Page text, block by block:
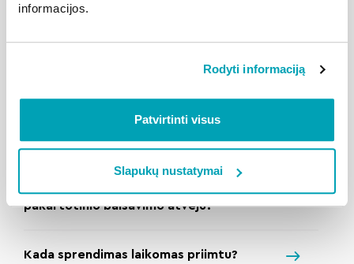
informacijos.
Rodyti informaciją
Patvirtinti visus
Slapukų nustatymai
Kada balsavimui neįvykus, gali būti
rengiamas pakartotinis balsavimas?
Kada pakartotinis balsavimas laikomas
pakartotinio balsavimo atveju?
Kada sprendimas laikomas priimtu?